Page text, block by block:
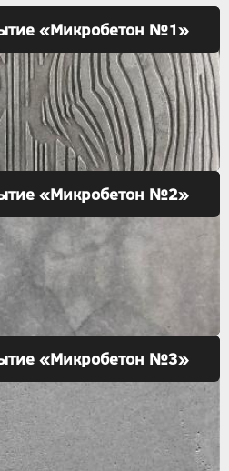
«Микробетон №1»
«Микробетон №2»
«Микробетон №3»